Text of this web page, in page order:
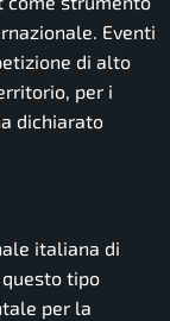
Eventi
di alto
per i
dichiarato
italiana di
tipo
per la